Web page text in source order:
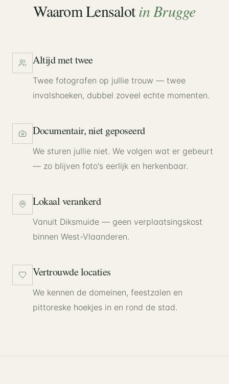
Waarom LensalotinBrugge
Altijd met twee
Twee fotografen op jullie trouw — twee
invalshoeken, dubbel zoveel echte momenten.
Documentair, niet geposeerd
We sturen jullie niet. We volgen wat er gebeurt
— zo blijven foto's eerlijk en herkenbaar.
Lokaal verankerd
Vanuit Diksmuide — geen verplaatsingskost
binnen West-Vlaanderen.
Vertrouwde locaties
We kennen de domeinen, feestzalen en
pittoreske hoekjes in en rond de stad.